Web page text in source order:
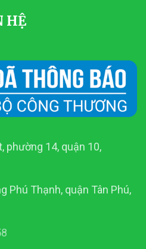
HỆ
phường 14, quận 10,
Phú Thạnh, quận Tân Phú,